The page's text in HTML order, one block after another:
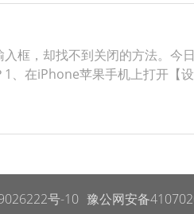
框，却找不到关闭的方法。今
、在iPhone苹果手机上打开【
号-10 豫公网安备